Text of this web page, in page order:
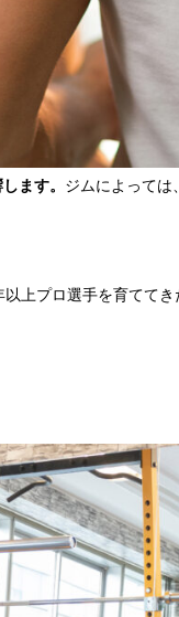
ます。 ジムによっては、
上プロ選手を育てて